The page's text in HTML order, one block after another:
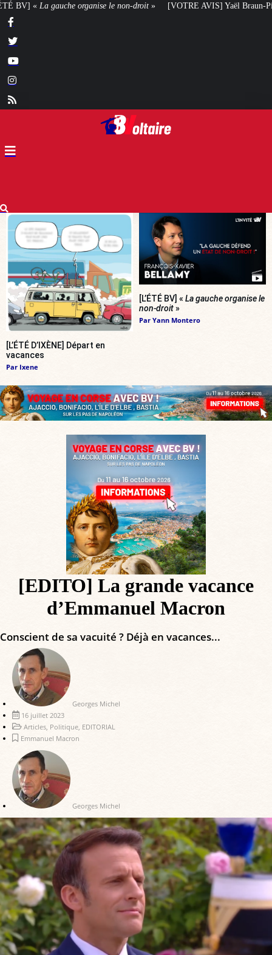
droit» [VOTRE AVIS] Yaël Braun-Pivet doit-elle renoncer à son projet
[L’ÉTÉ D’IXÈNE] Départ en
vacances
Par Ixene
[L’ÉTÉ BV] « La gauche organise le
non-droit»
Par Yann Montero
[EDITO] La grande vacance
d’Emmanuel Macron
Conscient de sa vacuité ? Déjà en vacances...
Georges Michel
16 juillet 2023
Articles, Politique, EDITORIAL
Emmanuel Macron
Georges Michel